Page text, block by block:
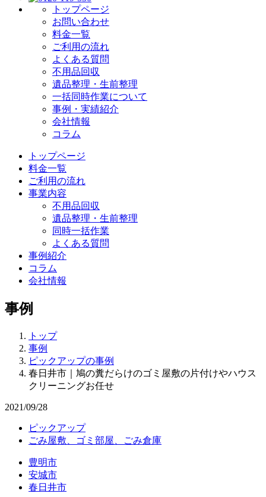
トップページ
お問い合わせ
料金一覧
ご利用の流れ
よくある質問
不用品回収
遺品整理・生前整理
一括同時作業について
事例・実績紹介
会社情報
コラム
トップページ
料金一覧
ご利用の流れ
事業内容
不用品回収
遺品整理・生前整理
同時一括作業
よくある質問
事例紹介
コラム
会社情報
事例
トップ
事例
ピックアップの事例
春日井市｜鳩の糞だらけのゴミ屋敷の片付けやハウス
クリーニングお任せ
2021/09/28
ピックアップ
ごみ屋敷、ゴミ部屋、ごみ倉庫
豊明市
安城市
春日井市